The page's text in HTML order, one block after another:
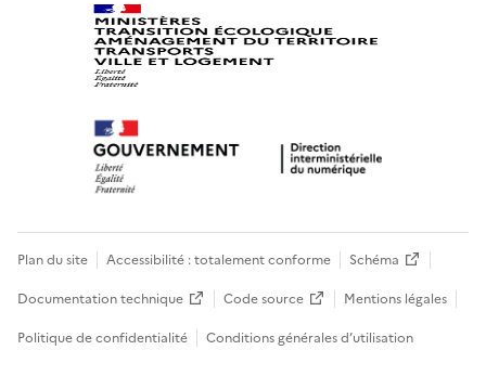
Plan du site Accessibilité : totalement conforme
Schéma
Documentation technique
Code source
Mentions légales
Politique de confidentialité
Conditions générales d’utilisation